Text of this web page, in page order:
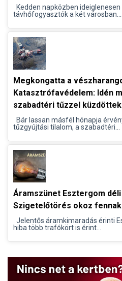
Kedden napközben
távhőfogyasztók a két városban....
Megkongatta a
Katasztrófavédelem: Idén
szabadtéri tűzzel
Bár lassan másfél hónapja
tűzgyújtási tilalom, a szabadtéri...
Áramszünet Esztergom
Szigetelőtörés okoz
Jelentős áramkimaradás érinti
hiba több trafókört is érint...